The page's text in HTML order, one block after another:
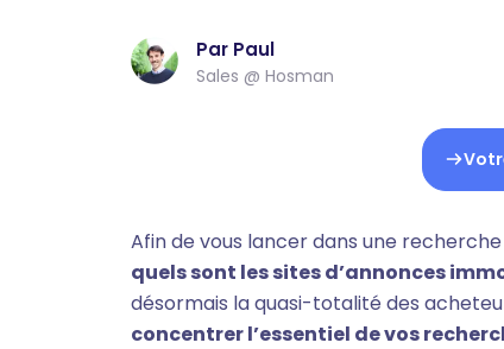
Par Paul
Sales @ Hosman
Afin de vous lancer dans une
quels sont les sites d’annonces
désormais la quasi-totalité des
concentrer l’essentiel de vos